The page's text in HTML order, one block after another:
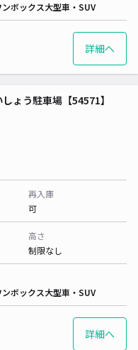
ンボックス大型車・SUV
詳細へ
ょう駐車場【54571】
再入庫
可
高さ
制限なし
ンボックス大型車・SUV
詳細へ